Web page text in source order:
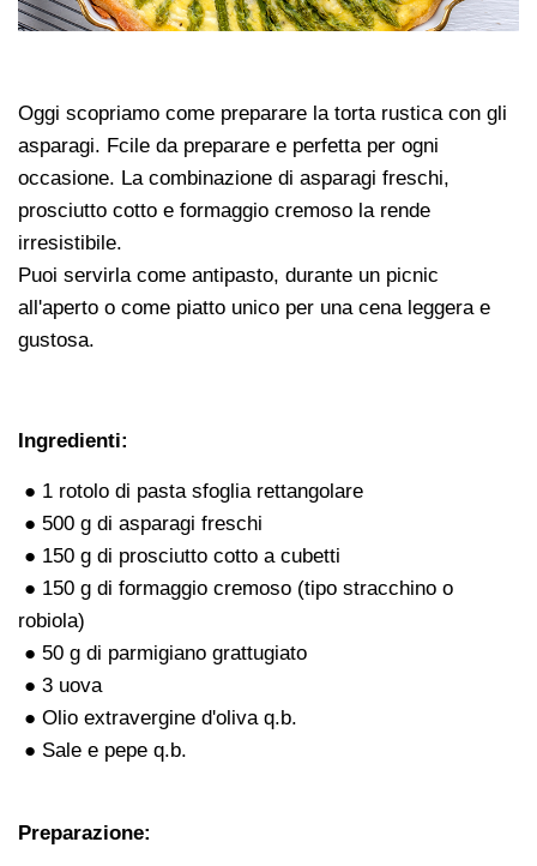
Oggi scopriamo come preparare la torta rustica con gli
asparagi. Fcile da preparare e perfetta per ogni
occasione. La combinazione di asparagi freschi,
prosciutto cotto e formaggio cremoso la rende
irresistibile.
Puoi servirla come antipasto, durante un picnic
all'aperto o come piatto unico per una cena leggera e
gustosa.
Ingredienti:
● 1 rotolo di pasta sfoglia rettangolare
● 500 g di asparagi freschi
● 150 g di prosciutto cotto a cubetti
● 150 g di formaggio cremoso (tipo stracchino o
robiola)
● 50 g di parmigiano grattugiato
● 3 uova
● Olio extravergine d'oliva q.b.
● Sale e pepe q.b.
Preparazione: